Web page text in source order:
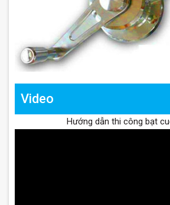
Video
Hướng dẫn thi công bạt